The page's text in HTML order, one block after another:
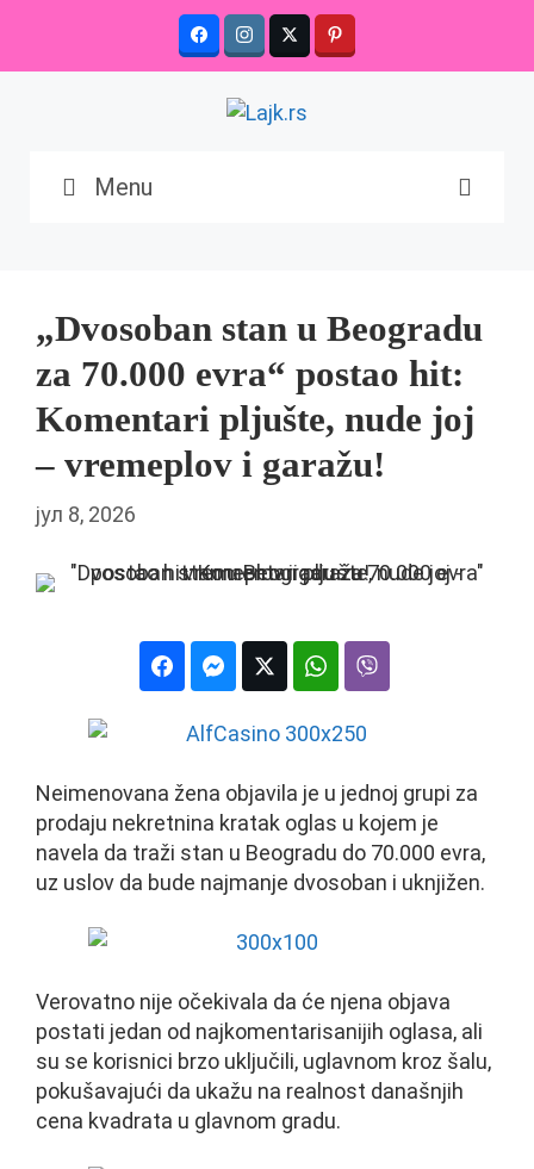
content
Menu
„Dvosoban stan u Beogradu
za 70.000 evra“ postao hit:
Komentari pljušte, nude joj
– vremeplov i garažu!
јул 8, 2026
Neimenovana žena objavila je u jednoj grupi za
prodaju nekretnina kratak oglas u kojem je
navela da traži stan u Beogradu do 70.000 evra,
uz uslov da bude najmanje dvosoban i uknjižen.
Verovatno nije očekivala da će njena objava
postati jedan od najkomentarisanijih oglasa, ali
su se korisnici brzo uključili, uglavnom kroz šalu,
pokušavajući da ukažu na realnost današnjih
cena kvadrata u glavnom gradu.